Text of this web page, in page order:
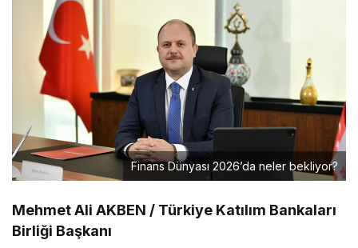
Finans Dünyası 2026’da neler bekliyor?
Mehmet Ali AKBEN / Türkiye Katılım Bankaları
Birliği Başkanı